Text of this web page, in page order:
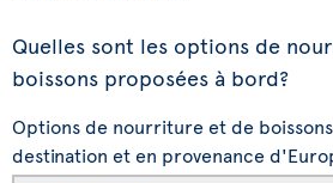
Quelles sont les options de
boissons proposées à bord?
Options de nourriture et de
destination et en provenance